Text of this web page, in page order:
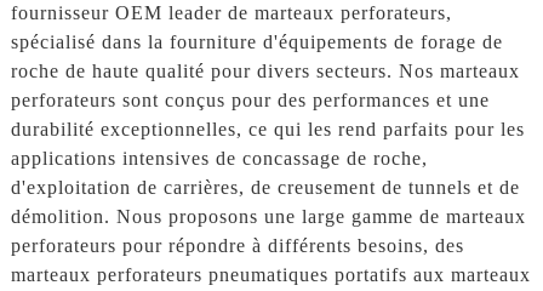
fournisseur OEM leader de marteaux perforateurs,
spécialisé dans la fourniture d'équipements de forage de
roche de haute qualité pour divers secteurs. Nos marteaux
perforateurs sont conçus pour des performances et une
durabilité exceptionnelles, ce qui les rend parfaits pour les
applications intensives de concassage de roche,
d'exploitation de carrières, de creusement de tunnels et de
démolition. Nous proposons une large gamme de marteaux
perforateurs pour répondre à différents besoins, des
marteaux perforateurs pneumatiques portatifs aux marteaux